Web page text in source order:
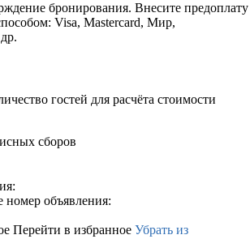
бронирования. Внесите предоплату
Visa, Mastercard, Мир,
гостей для расчёта стоимости
сборов
номер объявления:
Перейти в избранное Убрать из